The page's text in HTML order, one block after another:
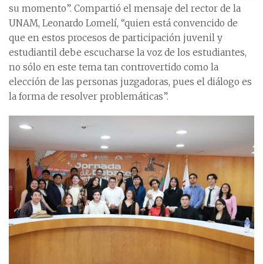
su momento”. Compartió el mensaje del rector de la
UNAM, Leonardo Lomelí, “quien está convencido de
que en estos procesos de participación juvenil y
estudiantil debe escucharse la voz de los estudiantes,
no sólo en este tema tan controvertido como la
elección de las personas juzgadoras, pues el diálogo es
la forma de resolver problemáticas”.